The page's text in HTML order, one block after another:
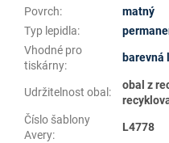
Povrch:
matný
Typ lepidla:
Vhodné pro
tiskárny:
barevná
Udržitelnost obal :
obal z
Číslo šablony
Avery:
L4778